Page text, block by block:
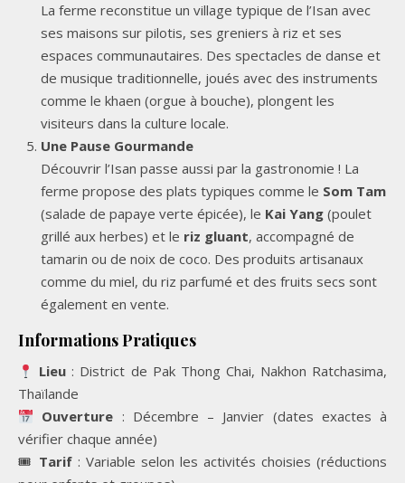
La ferme reconstitue un village typique de l’Isan avec
ses maisons sur pilotis, ses greniers à riz et ses
espaces communautaires. Des spectacles de danse et
de musique traditionnelle, joués avec des instruments
comme le khaen (orgue à bouche), plongent les
visiteurs dans la culture locale.
Une Pause Gourmande
Découvrir l’Isan passe aussi par la gastronomie ! La
ferme propose des plats typiques comme le Som Tam
(salade de papaye verte épicée), le Kai Yang (poulet
grillé aux herbes) et le riz gluant, accompagné de
tamarin ou de noix de coco. Des produits artisanaux
comme du miel, du riz parfumé et des fruits secs sont
également en vente.
Informations Pratiques
Lieu : District de Pak Thong Chai, Nakhon Ratchasima,
Thaïlande
Ouverture : Décembre – Janvier (dates exactes à
vérifier chaque année)
🎟 Tarif : Variable selon les activités choisies (réductions